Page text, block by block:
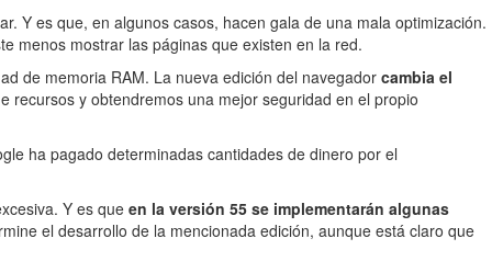
Y es que, en algunos casos, hacen gala de una mala optimización.
menos mostrar las páginas que existen en la red.
de memoria RAM. La nueva edición del navegador cambia el
recursos y obtendremos una mejor seguridad en el propio
ha pagado determinadas cantidades de dinero por el
Y es que en la versión 55 se implementarán algunas
el desarrollo de la mencionada edición, aunque está claro que